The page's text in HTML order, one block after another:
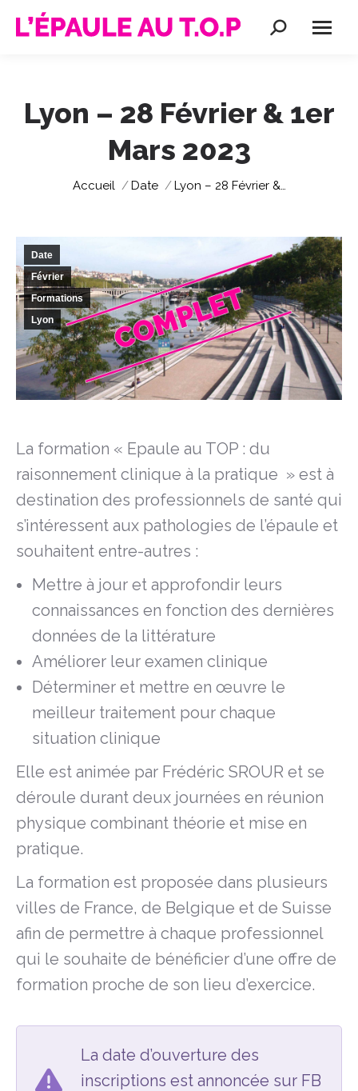
Recherche
Lyon – 28 Février & 1er
Mars 2023
Vous êtes ici :
Accueil Date Lyon – 28 Février &…
Date
Février
Formations
Lyon
La formation « Epaule au TOP : du
raisonnement clinique à la pratique » est à
destination des professionnels de santé qui
s’intéressent aux pathologies de l’épaule et
souhaitent entre-autres :
Mettre à jour et approfondir leurs
connaissances en fonction des dernières
données de la littérature
Améliorer leur examen clinique
Déterminer et mettre en œuvre le
meilleur traitement pour chaque
situation clinique
Elle est animée par Frédéric SROUR et se
déroule durant deux journées en réunion
physique combinant théorie et mise en
pratique.
La formation est proposée dans plusieurs
villes de France, de Belgique et de Suisse
afin de permettre à chaque professionnel
qui le souhaite de bénéficier d’une offre de
formation proche de son lieu d’exercice.
La date d’ouverture des
inscriptions est annoncée sur FB